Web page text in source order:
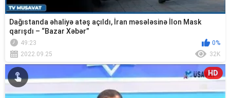
Dağıstanda əhaliyə atəş açıldı, İran məsələsinə İlon Mask
qarışdı – “Bazar Xəbər”
49:23
0%
2022.09.25
32K
HD